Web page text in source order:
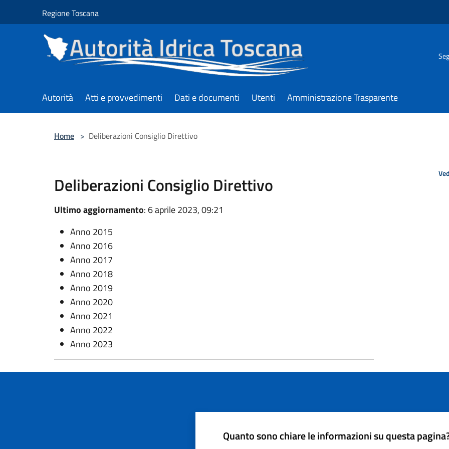
Regione Toscana
Autorità Atti e provvedimenti Dati e documenti Utenti Amministrazione Trasparente
Home > Deliberazioni Consiglio Direttivo
Deliberazioni Consiglio Direttivo
Ultimo aggiornamento: 6 aprile 2023, 09:21
Anno 2015
Anno 2016
Anno 2017
Anno 2018
Anno 2019
Anno 2020
Anno 2021
Anno 2022
Anno 2023
Quanto sono chiare le informazioni su questa